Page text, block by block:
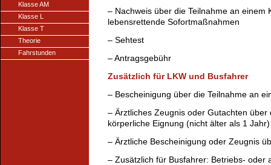
Klasse AM
Klasse L
Klasse T
Theorie
Fahrstunden
– Nachweis über die Teilnahme an einem
lebensrettende Sofortmaßnahmen
– Sehtest
– Antragsgebühr
Zusätzlich für LKW und Busfahrer
– Bescheinigung über die Teilnahme an
– Ärztliches Zeugnis oder Gutachten über
körperliche Eignung (nicht älter als 1 Jahr)
– Ärztliche Bescheinigung oder Zeugnis
– Zusätzlich für Busfahrer: Betriebs- oder